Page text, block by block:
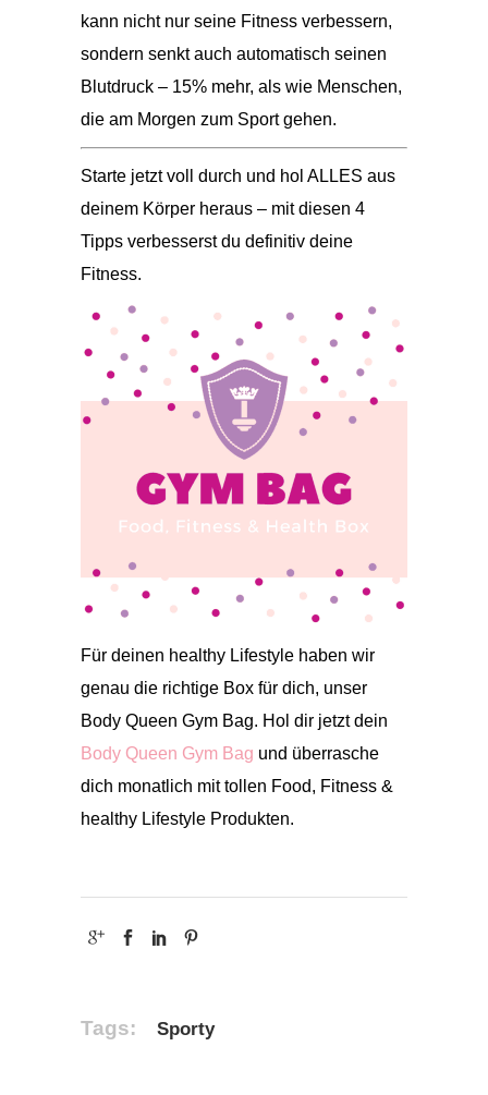
kann nicht nur seine Fitness verbessern,
sondern senkt auch automatisch seinen
Blutdruck – 15% mehr, als wie Menschen,
die am Morgen zum Sport gehen.
Starte jetzt voll durch und hol ALLES aus
deinem Körper heraus – mit diesen 4
Tipps verbesserst du definitiv deine
Fitness.
Für deinen healthy Lifestyle haben wir
genau die richtige Box für dich, unser
Body Queen Gym Bag. Hol dir jetzt dein
Body Queen Gym Bag und überrasche
dich monatlich mit tollen Food, Fitness &
healthy Lifestyle Produkten.
Tags: Sporty